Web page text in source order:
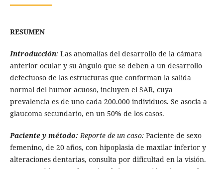
RESUMEN
Introducción:Las anomalías del desarrollo de la cámara
anterior ocular y su ángulo que se deben a un desarrollo
defectuoso de las estructuras que conforman la salida
normal del humor acuoso, incluyen el SAR, cuya
prevalencia es de uno cada 200.000 individuos. Se asocia a
glaucoma secundario, en un 50% de los casos.
Paciente y método:Reporte de un caso: Paciente de sexo
femenino, de 20 años, con hipoplasia de maxilar inferior y
alteraciones dentarias, consulta por dificultad en la visión.